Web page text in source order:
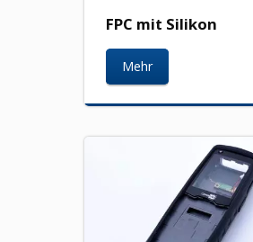
FPC mit Silikon
Mehr